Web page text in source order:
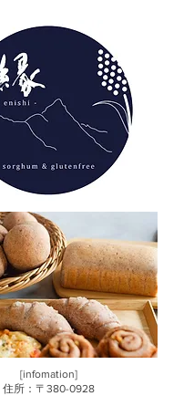
[infomation]
住所：〒380-0928